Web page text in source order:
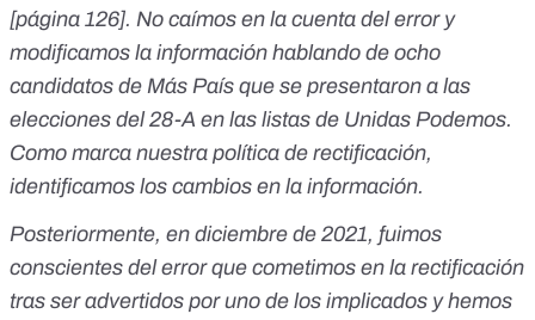
[página 126]. No caímos en la cuenta del error y
modificamos la información hablando de ocho
candidatos de Más País que se presentaron a las
elecciones del 28-A en las listas de Unidas Podemos.
Como marca nuestra política de rectificación,
identificamos los cambios en la información.
Posteriormente, en diciembre de 2021, fuimos
conscientes del error que cometimos en la rectificación
tras ser advertidos por uno de los implicados y hemos